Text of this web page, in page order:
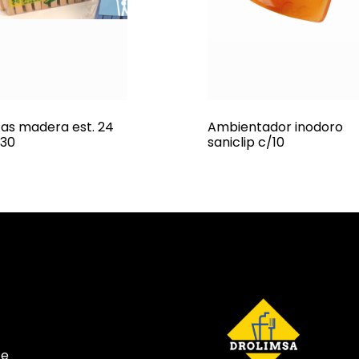
madera est. 24
Ambientador inodoro
saniclip c/10